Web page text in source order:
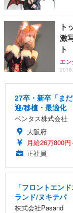
ト
激
ト
エン
27卒・新卒「ま
迎/移植・最適化
ベンタス株式会社
大阪府
月給26万800
正社員
「フロントエン
ランド/ヌキテパ
株式会社Pasand